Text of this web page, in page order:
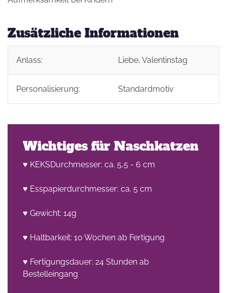
Zusätzliche Informationen
Anlass: Liebe, Valentinstag
Personalisierung: Standardmotiv
Wichtiges für Naschkatzen
♥ KEKSDurchmesser: ca. 5,5 - 6 cm
♥ Esspapierdurchmesser: ca. 5 cm
♥ Gewicht: 14g
♥ Haltbarkeit: 10 Wochen ab Fertigung
♥ Fertigungsdauer: 24 Stunden ab
Bestelleingang